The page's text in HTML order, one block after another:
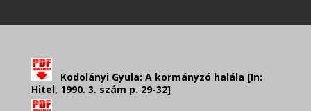
Kodolányi Gyula: A kormányzó halála [In:
Hitel, 1990. 3. szám p. 29-32]